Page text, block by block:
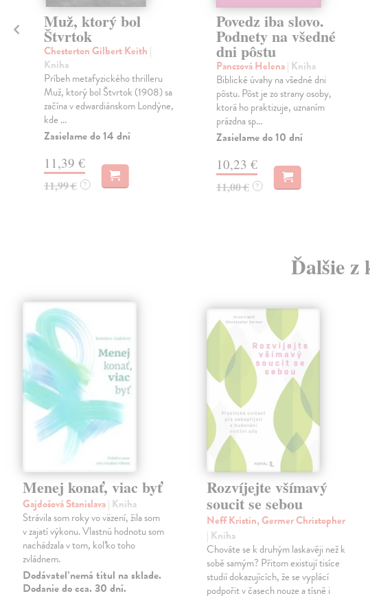
Muž, ktorý bol
Štvrtok
Chesterton Gilbert Keith |
Kniha
Príbeh metafyzického thrilleru
Muž, ktorý bol Štvrtok (1908) sa
začína v edwardiánskom Londýne,
kde ...
Zasielame do 14 dní
11,39 €
11,99 € ?
Povedz iba slovo.
Podnety na všedné
dni pôstu
Panczová Helena| Kniha
Biblické úvahy na všedné dni
pôstu. Pôst je zo strany osoby,
ktorá ho praktizuje, uznaním
prázdna sp...
Zasielame do 10 dní
10,23 €
11,00 € ?
Ďalšie z
Menej konať, viac byť
Gajdošová Stanislava| Kniha
Strávila som roky vo väzení, žila som
v zajatí výkonu. Vlastnú hodnotu som
nachádzala v tom, koľko toho
zvládnem.
Dodávateľ nemá titul na sklade.
Dodanie do cca. 30 dní.
Rozvíjejte všímavý
soucit se sebou
Neff Kristin, Germer Christopher
| Kniha
Chováte se k druhým laskavěji než k
sobě samým? Přitom existují tisíce
studií dokazujících, že se vyplácí
podpořit v časech nouze a tísně i